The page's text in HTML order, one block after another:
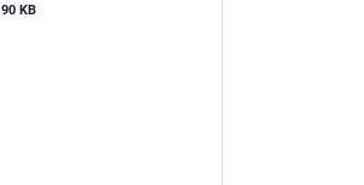
90 KB